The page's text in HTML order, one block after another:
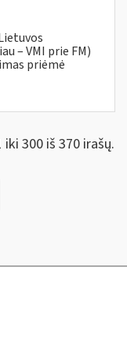
– VMI prie FM)
priėmė
300 iš 370 irašų.